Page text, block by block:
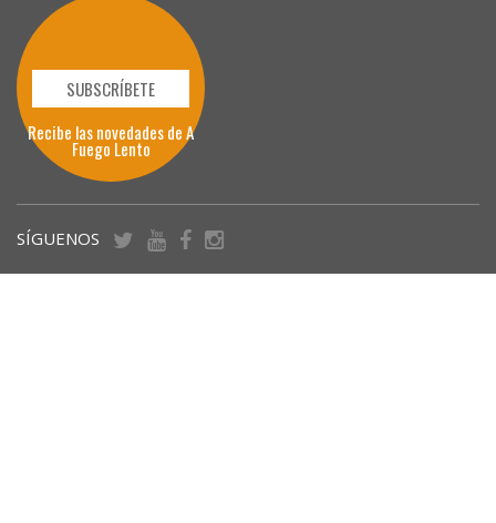
SUBSCRÍBETE
Recibe las novedades de A
Fuego Lento
SÍGUENOS